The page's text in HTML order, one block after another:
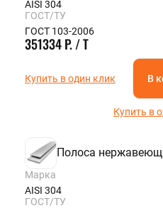
AISI 304
ГОСТ/ТУ
ГОСТ 103-2006
351334 Р. / Т
Купить в один клик В
Купить в
Полоса
Марка
AISI 304
ГОСТ/ТУ